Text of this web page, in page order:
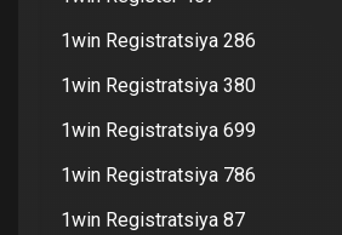
1win Registratsiya 286
1win Registratsiya 380
1win Registratsiya 699
1win Registratsiya 786
1win Registratsiya 87